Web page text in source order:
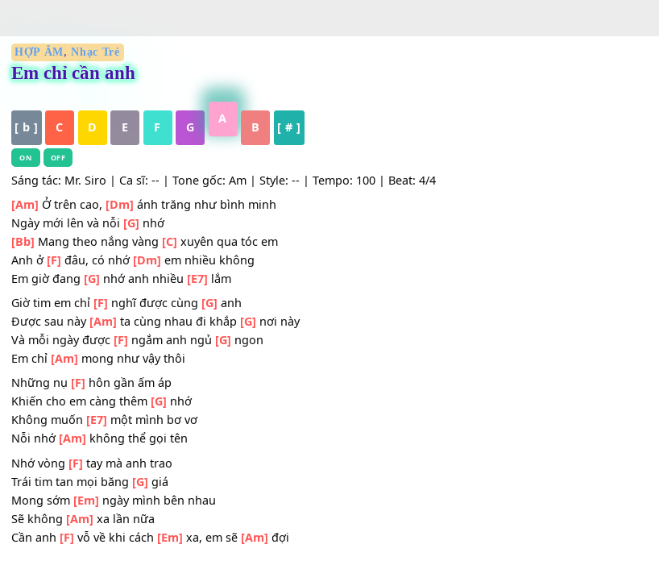
Em chỉ cần anh
[ b ] C D E F G
A
B [ # ]
ON OFF
Sáng tác: Mr. Siro | Ca sĩ: -- | Tone gốc: Am | Style: -- | Tempo: 100 | Beat: 4/4
[Am]Ở trên cao,[Dm]ánh trăng như bình minh
Ngày mới lên và nỗi[G]nhớ
[Bb]Mang theo nắng vàng[C]xuyên qua tóc em
Anh ở[F] đâu, có nhớ[Dm]em nhiều không
Em giờ đang[G] nhớ anh nhiều[E7] lắm
Giờ tim em chỉ[F]nghĩ được cùng
Được sau này[Am]ta cùng nhau đi khắp
Và mỗi ngày được[F]ngắm anh ngủ
Em chỉ[Am] mong như vậy thôi
Những nụ[F]hôn gần ấm áp
Khiến cho em càng thêm[G]
Không muốn[E7]một mình bơ vơ
Nỗi nhớ [Am] không thể gọi tên